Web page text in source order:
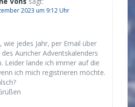
2023 um 9:12 Uhr
wie jedes Jahr, per Email über
Auricher Adventskalenders
Leider lande ich immer auf die
ich mich registrieren möchte.